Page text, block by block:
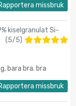
missbruk
kiselgranulat Si-
(5/5)
bara bra. bra
missbruk